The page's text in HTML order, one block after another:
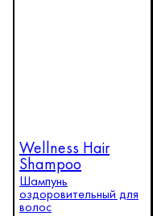
Wellness Hair
Shampoo
Шампунь
оздоровительный для
волос